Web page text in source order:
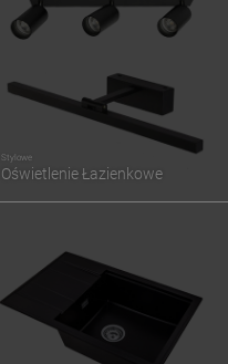
Stylowe
Oświetlenie Łazienkowe